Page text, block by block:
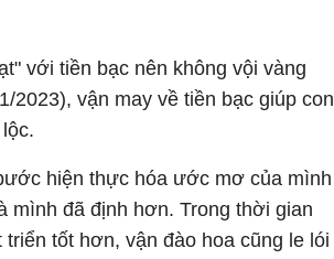
với tiền bạc nên không vội vàng
2023), vận may về tiền bạc giúp con
hiện thực hóa ước mơ của mình
mình đã định hơn. Trong thời gian
tốt hơn, vận đào hoa cũng le lói